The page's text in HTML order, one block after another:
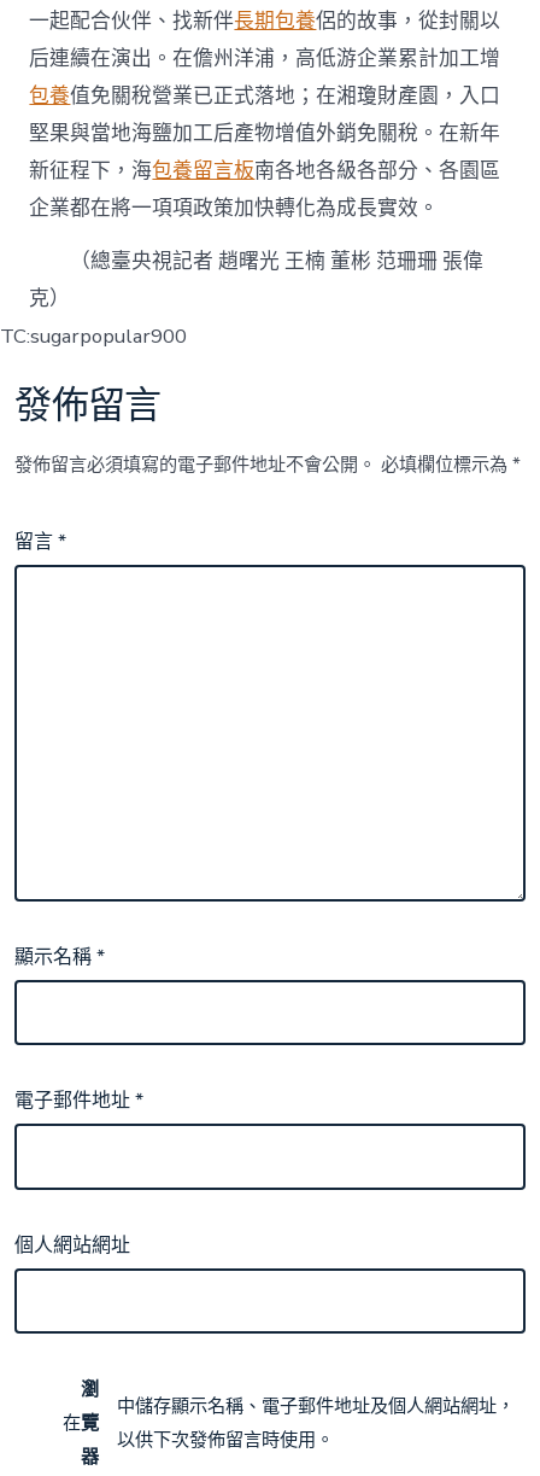
一起配合伙伴、找新伴長期包養侶的故事，從封關以
后連續在演出。在儋州洋浦，高低游企業累計加工增
包養值免關稅營業已正式落地；在湘瓊財產園，入口
堅果與當地海鹽加工后產物增值外銷免關稅。在新年
新征程下，海包養留言板南各地各級各部分、各園區
企業都在將一項項政策加快轉化為成長實效。
（總臺央視記者 趙曙光 王楠 董彬 范珊珊 張偉
克）
TC:sugarpopular900
發佈留言
發佈留言必須填寫的電子郵件地址不會公開。 必填欄位標示為*
留言*
顯示名稱*
電子郵件地址*
個人網站網址
在
瀏
覽
器
中儲存顯示名稱、電子郵件地址及個人網站網址，
以供下次發佈留言時使用。